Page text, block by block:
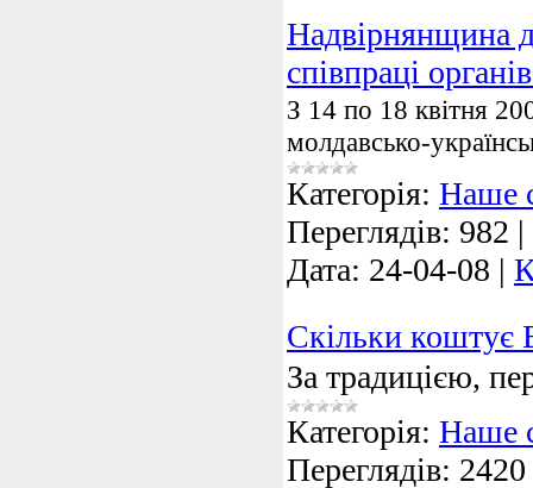
Надвірнянщина
співпраці
З 14 по 18 квітня
молдавсько-
Категорія: Наше
Переглядів: 982 |
Дата: 24-04-08 |
Скільки коштує
За традицією,
Категорія: Наше
Переглядів: 2420